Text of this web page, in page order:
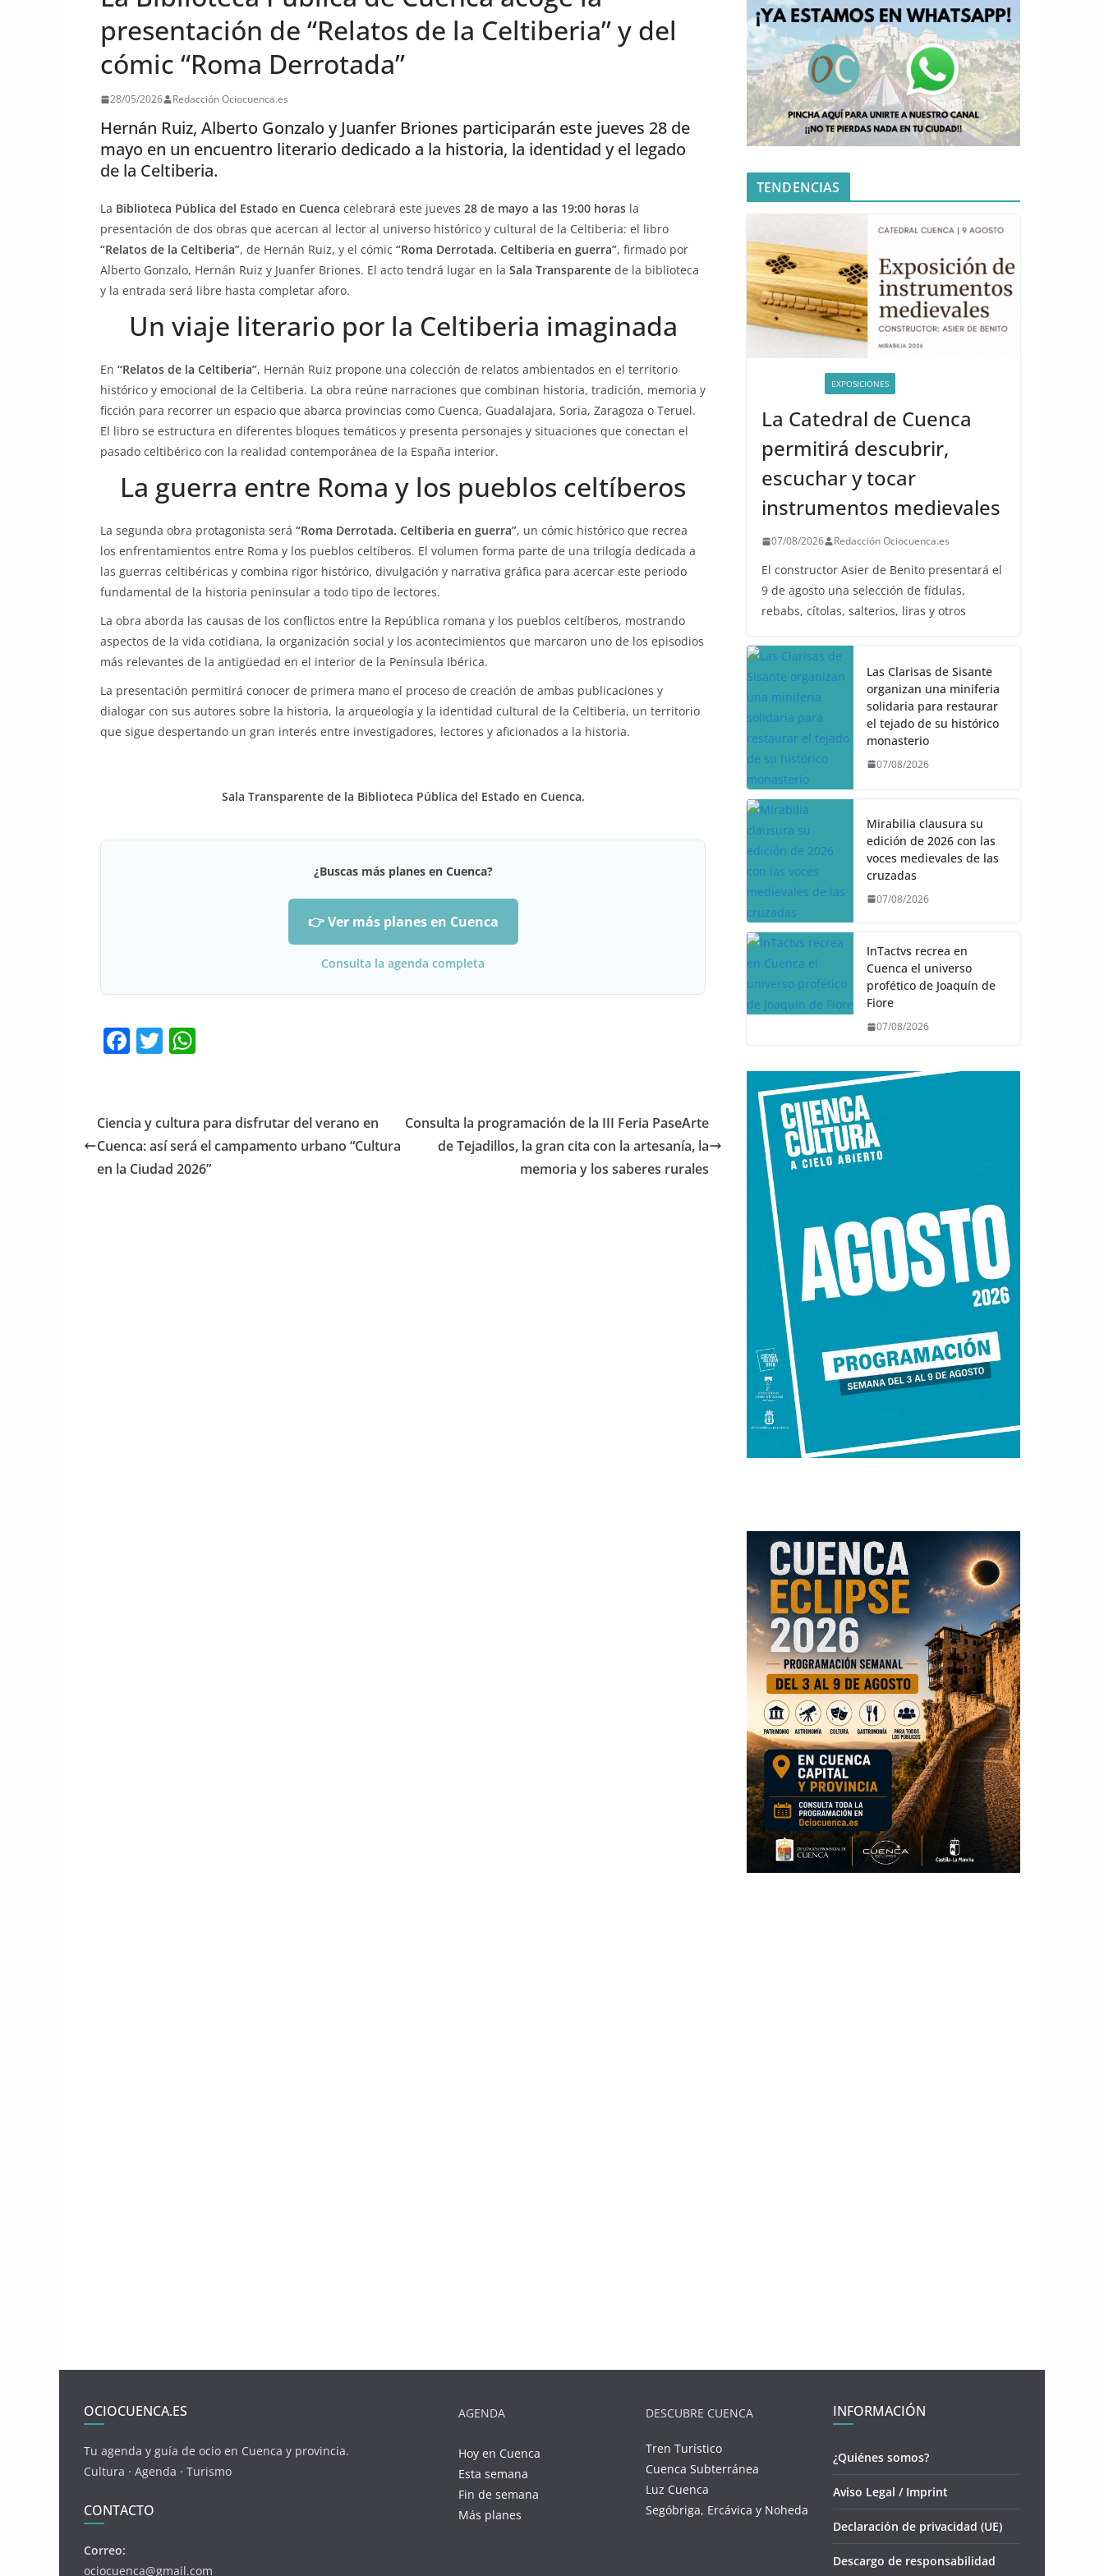
presentación de “Relatos de la Celtiberia” y del
cómic “Roma Derrotada”
28/05/2026 Redacción Ociocuenca.es
Hernán Ruiz, Alberto Gonzalo y Juanfer Briones participarán este jueves 28 de
mayo en un encuentro literario dedicado a la historia, la identidad y el legado
de la Celtiberia.
La Biblioteca Pública del Estado en Cuenca celebrará este jueves 28 de mayo a las 19:00 horas la
presentación de dos obras que acercan al lector al universo histórico y cultural de la Celtiberia: el libro
“Relatos de la Celtiberia”, de Hernán Ruiz, y el cómic “Roma Derrotada. Celtiberia en guerra”, firmado por
Alberto Gonzalo, Hernán Ruiz y Juanfer Briones. El acto tendrá lugar en la Sala Transparente de la biblioteca
y la entrada será libre hasta completar aforo.
Un viaje literario por la Celtiberia imaginada
En “Relatos de la Celtiberia”, Hernán Ruiz propone una colección de relatos ambientados en el territorio
histórico y emocional de la Celtiberia. La obra reúne narraciones que combinan historia, tradición, memoria y
ficción para recorrer un espacio que abarca provincias como Cuenca, Guadalajara, Soria, Zaragoza o Teruel.
El libro se estructura en diferentes bloques temáticos y presenta personajes y situaciones que conectan el
pasado celtibérico con la realidad contemporánea de la España interior.
La guerra entre Roma y los pueblos celtíberos
La segunda obra protagonista será “Roma Derrotada. Celtiberia en guerra”, un cómic histórico que recrea
los enfrentamientos entre Roma y los pueblos celtíberos. El volumen forma parte de una trilogía dedicada a
las guerras celtibéricas y combina rigor histórico, divulgación y narrativa gráfica para acercar este periodo
fundamental de la historia peninsular a todo tipo de lectores.
La obra aborda las causas de los conflictos entre la República romana y los pueblos celtíberos, mostrando
aspectos de la vida cotidiana, la organización social y los acontecimientos que marcaron uno de los episodios
más relevantes de la antigüedad en el interior de la Península Ibérica.
La presentación permitirá conocer de primera mano el proceso de creación de ambas publicaciones y
dialogar con sus autores sobre la historia, la arqueología y la identidad cultural de la Celtiberia, un territorio
que sigue despertando un gran interés entre investigadores, lectores y aficionados a la historia.
Sala Transparente de la Biblioteca Pública del Estado en Cuenca.
¿Buscas más planes en Cuenca?
👉 Ver más planes en Cuenca
Consulta la agenda completa
F
e
b
o
T
er s
A
p
Ciencia y cultura para disfrutar del verano en
Cuenca: así será el campamento urbano “Cultura
en la Ciudad 2026”
Consulta la programación de la III Feria PaseArte
de Tejadillos, la gran cita con la artesanía, la
memoria y los saberes rurales
TENDENCIAS
EXPOSICIONES
La Catedral de Cuenca
permitirá descubrir,
escuchar y tocar
instrumentos medievales
07/08/2026 Redacción Ociocuenca.es
El constructor Asier de Benito presentará el
9 de agosto una selección de fídulas,
rebabs, cítolas, salterios, liras y otros
Las Clarisas de Sisante
organizan una miniferia
solidaria para restaurar
el tejado de su histórico
monasterio
07/08/2026
Mirabilia clausura su
edición de 2026 con las
voces medievales de las
cruzadas
07/08/2026
InTactvs recrea en
Cuenca el universo
profético de Joaquín de
Fiore
07/08/2026
OCIOCUENCA.ES
Tu agenda y guía de ocio en Cuenca y provincia.
Cultura · Agenda · Turismo
CONTACTO
Correo:
ociocuenca@gmail.com
AGENDA
Hoy en Cuenca
Esta semana
Fin de semana
Más planes
DESCUBRE CUENCA
Tren Turístico
Cuenca Subterránea
Luz Cuenca
Segóbriga, Ercávica y Noheda
INFORMACIÓN
¿Quiénes somos?
Aviso Legal / Imprint
Declaración de privacidad (UE)
Descargo de responsabilidad